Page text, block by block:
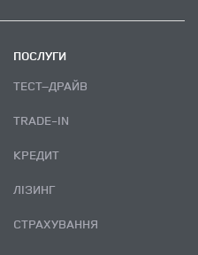
ПОСЛУГИ
ТЕСТ–ДРАЙВ
TRADE-IN
КРЕДИТ
ЛІЗИНГ
СТРАХУВАННЯ